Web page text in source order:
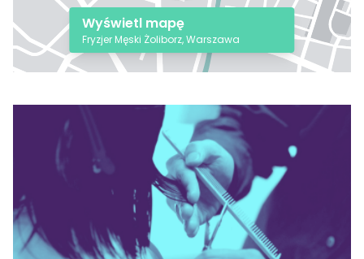
Wyświetl mapę
Fryzjer Męski Żoliborz, Warszawa